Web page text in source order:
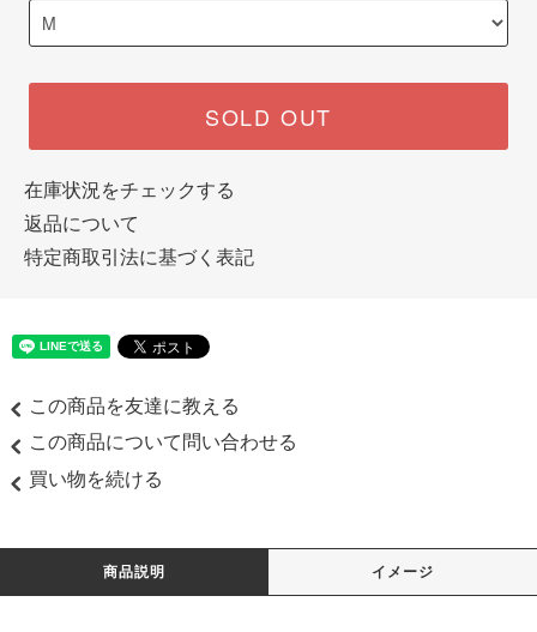
SOLD OUT
在庫状況をチェックする
返品について
特定商取引法に基づく表記
この商品を友達に教える
この商品について問い合わせる
買い物を続ける
商品説明 イメージ